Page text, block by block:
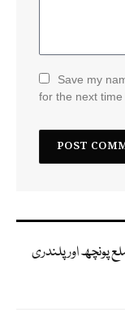
Save my
for the next time
پونچھ اور پلندری